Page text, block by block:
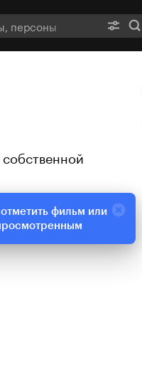
фильм или